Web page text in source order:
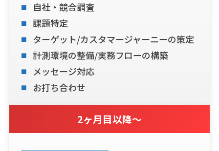
自社・競合調査
課題特定
ターゲット/カスタマージャーニーの策定
計測環境の整備/実務フローの構築
メッセージ対応
お打ち合わせ
2ヶ月目以降〜